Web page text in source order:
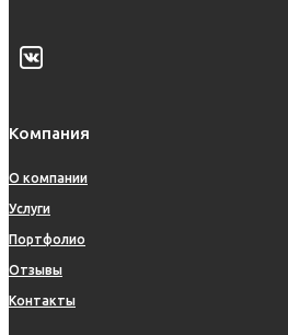
Компания
О компании
Услуги
Портфолио
Отзывы
Контакты